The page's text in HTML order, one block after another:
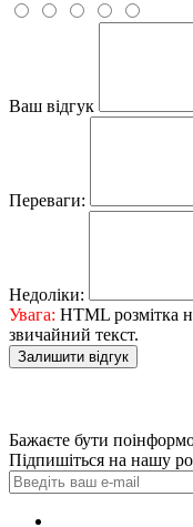
Ваш відгук
Переваги:
Недоліки:
Увага: HTML розмітка
звичайний текст.
Залишити відгук
Бажаєте бути
Підпишіться на нашу